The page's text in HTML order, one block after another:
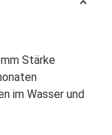
Stärke
im Wasser und